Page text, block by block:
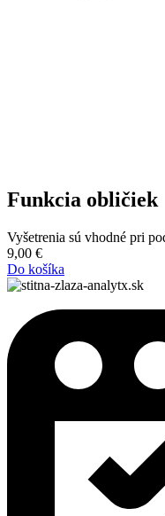
Funkcia obličiek
Vyšetrenia sú vhodné pri
9,00 €
Do košíka